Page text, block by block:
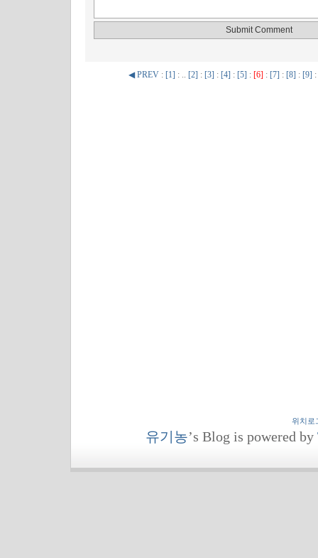
◀ PREV : [1] : .. [2] : [3] : [4] : [5] : [6] : [7] : [8] : [9] :
위치로
유기농’s Blog is powered by